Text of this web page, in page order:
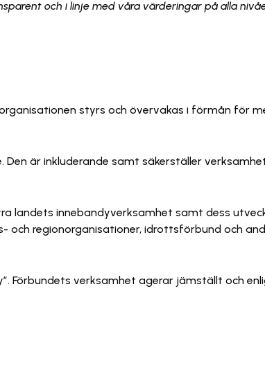
och i linje med våra värderingar på alla
styrs och övervakas i förmån för
är inkluderande samt säkerställer
landets innebandyverksamhet samt dess
och regionorganisationer, idrottsförbund och
Förbundets verksamhet agerar jämställt och